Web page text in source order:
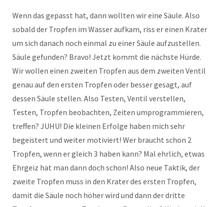
Wenn das gepasst hat, dann wollten wir eine Säule. Also
sobald der Tropfen im Wasser aufkam, riss er einen Krater
um sich danach noch einmal zu einer Säule aufzustellen.
Säule gefunden? Bravo! Jetzt kommt die nächste Hürde.
Wir wollen einen zweiten Tropfen aus dem zweiten Ventil
genau auf den ersten Tropfen oder besser gesagt, auf
dessen Säule stellen. Also Testen, Ventil verstellen,
Testen, Tropfen beobachten, Zeiten umprogrammieren,
treffen? JUHU! Die kleinen Erfolge haben mich sehr
begeistert und weiter motiviert! Wer braucht schon 2
Tropfen, wenn er gleich 3 haben kann? Mal ehrlich, etwas
Ehrgeiz hat man dann doch schon! Also neue Taktik, der
zweite Tropfen muss in den Krater des ersten Tropfen,
damit die Säule noch höher wird und dann der dritte